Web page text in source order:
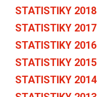
STATISTIKY 2018
STATISTIKY 2017
STATISTIKY 2016
STATISTIKY 2015
STATISTIKY 2014